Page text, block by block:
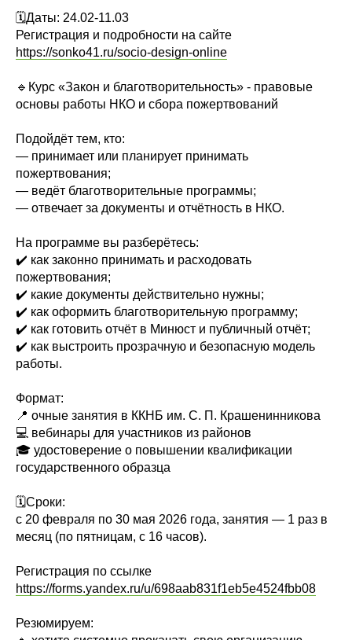
🗓Даты: 24.02-11.03
Регистрация и подробности на сайте
https://sonko41.ru/socio-design-online
🔹Курс «Закон и благотворительность» - правовые
основы работы НКО и сбора пожертвований
Подойдёт тем, кто:
— принимает или планирует принимать
пожертвования;
— ведёт благотворительные программы;
— отвечает за документы и отчётность в НКО.
На программе вы разберётесь:
✔️ как законно принимать и расходовать
пожертвования;
✔️ какие документы действительно нужны;
✔️ как оформить благотворительную программу;
✔️ как готовить отчёт в Минюст и публичный отчёт;
✔️ как выстроить прозрачную и безопасную модель
работы.
Формат:
📍 очные занятия в ККНБ им. С. П. Крашенинникова
💻 вебинары для участников из районов
🎓 удостоверение о повышении квалификации
государственного образца
🗓Сроки:
с 20 февраля по 30 мая 2026 года, занятия — 1 раз в
месяц (по пятницам, с 16 часов).
Регистрация по ссылке
https://forms.yandex.ru/u/698aab831f1eb5e4524fbb08
Резюмируем: